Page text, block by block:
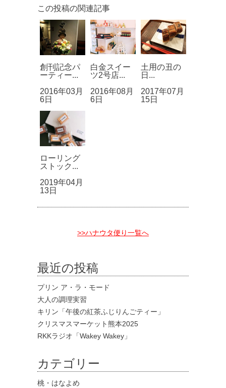
この投稿の関連記事
創刊記念パ
ーティー...
2016年03月
6日
白金スイー
ツ2号店...
2016年08月
6日
土用の丑の
日...
2017年07月
15日
ローリング
ストック...
2019年04月
13日
>>ハナウタ便り一覧へ
最近の投稿
プリン ア・ラ・モード
大人の調理実習
キリン「午後の紅茶ふじりんごティー」
クリスマスマーケット熊本2025
RKKラジオ「Wakey Wakey」
カテゴリー
桃・はなよめ